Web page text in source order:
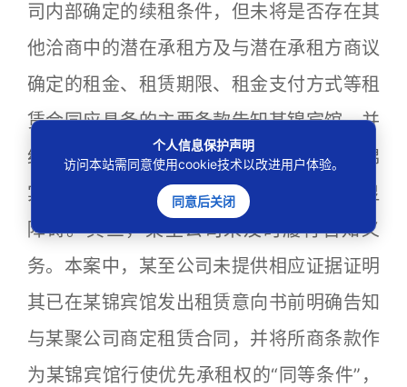
司内部确定的续租条件，但未将是否存在其
他洽商中的潜在承租方及与潜在承租方商议
确定的租金、租赁期限、租金支付方式等租
赁合同应具备的主要条款告知某锦宾馆，并
给予某锦宾馆合理期限考虑回复，致使某锦
宾馆行使“同等条件”下优先承租权存在明显
障碍。其三，某至公司未及时履行告知义
务。本案中，某至公司未提供相应证据证明
其已在某锦宾馆发出租赁意向书前明确告知
与某聚公司商定租赁合同，并将所商条款作
为某锦宾馆行使优先承租权的“同等条件”，
个人信息保护声明
访问本站需同意使用cookie技术以改进用户体验。
同意后关闭